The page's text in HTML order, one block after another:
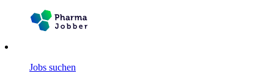
Jobs suchen